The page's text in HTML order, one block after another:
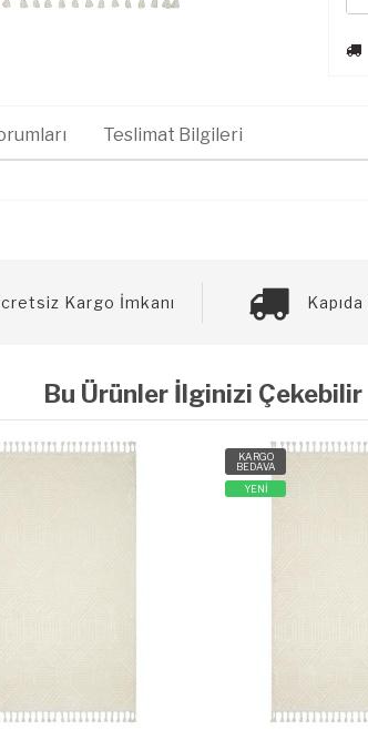
Teslimat Bilgileri
Kargo İmkanı
Bu Ürünler İlginizi Çekebilir
KARGO
BEDAVA
YENİ